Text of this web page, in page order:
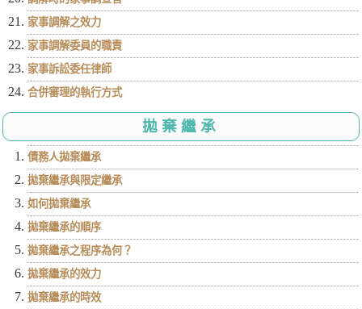
家事調解之效力
家事調解委員的職責
家事訴訟委任律師
合併審理的執行方式
拋棄繼承
債務人拋棄繼承
拋棄繼承與限定繼承
如何拋棄繼承
拋棄繼承的順序
拋棄繼承之程序為何？
拋棄繼承的效力
拋棄繼承的時效